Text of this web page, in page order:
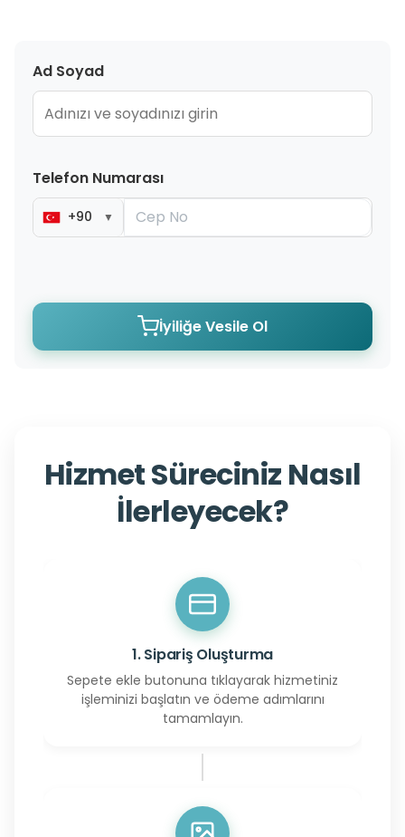
Ad Soyad
Telefon Numarası
+90 ▼
İyiliğe Vesile Ol
Hizmet Süreciniz Nasıl
İlerleyecek?
1. Sipariş Oluşturma
Sepete ekle butonuna tıklayarak hizmetiniz
işleminizi başlatın ve ödeme adımlarını
tamamlayın.